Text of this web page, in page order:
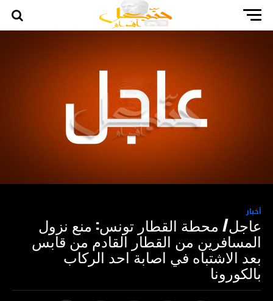
أخبار
عاجل/ محطة القطار تونس: منع نزول
المسافرين من القطار القادم من قابس
بعد الاشتباه في اصابة احد الركاب
بالكورونا